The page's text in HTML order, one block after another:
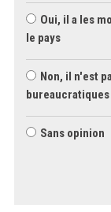
Oui, il a les
le pays
Non, il n'est
Sans opinion